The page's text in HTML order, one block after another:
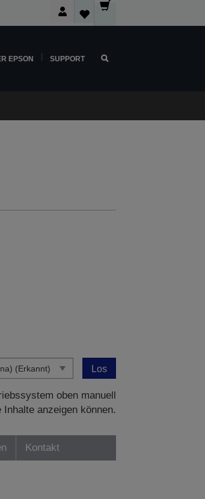
EPSON SUPPORT
Los
oben manuell
anzeigen können.
Kontakt